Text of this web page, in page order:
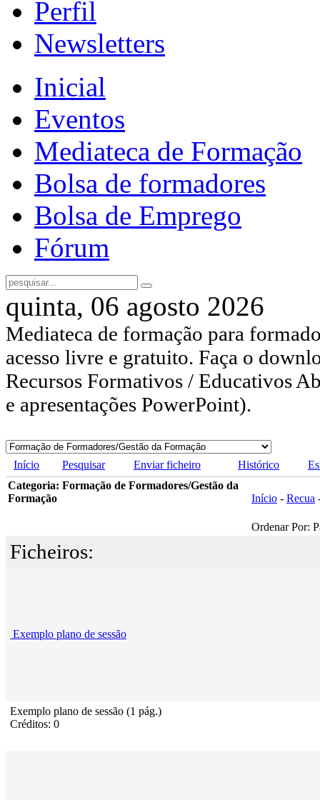
Perfil
Newsletters
Inicial
Eventos
Mediateca de Formação
Bolsa de formadores
Bolsa de Emprego
Fórum
quinta, 06 agosto 2026
Mediateca de formação para
acesso livre e gratuito. Faça o
Recursos Formativos / Educativos
e apresentações PowerPoint).
Início Pesquisar Enviar ficheiro Histórico
Categoria: Formação de Formadores/Gestão da
Formação
Início - Recua
Ordenar Por:
Ficheiros:
Exemplo plano de sessão
Exemplo plano de sessão (1 pág.)
Créditos: 0